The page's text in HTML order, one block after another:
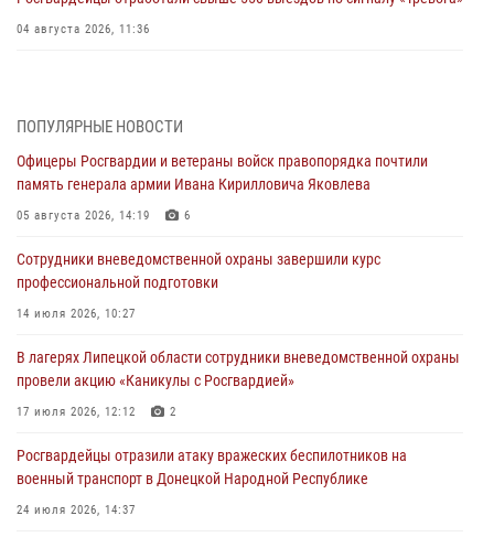
04 августа 2026, 11:36
04 августа 2026, 09:05
Росгвардия обеспечила безопасность граждан на праздновании
Дня ВДВ в Липецке
03 августа 2026, 13:43
Росгвардейцы обеспечили безопасность граждан в День Лев-
Толстовского района
03 августа 2026, 13:41
Росгвардия противодействует БПЛА ВСУ на южном направлении
(видео)
03 августа 2026, 13:39
ПОПУЛЯРНЫЕ НОВОСТИ
Офицеры Росгвардии и ветераны войск правопорядка почтили
память генерала армии Ивана Кирилловича Яковлева
05 августа 2026, 14:19 6
Сотрудники вневедомственной охраны завершили курс
профессиональной подготовки
14 июля 2026, 10:27
В лагерях Липецкой области сотрудники вневедомственной охраны
провели акцию «Каникулы с Росгвардией»
17 июля 2026, 12:12 2
Росгвардейцы отразили атаку вражеских беспилотников на
военный транспорт в Донецкой Народной Республике
24 июля 2026, 14:37